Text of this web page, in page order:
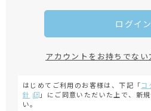
ログイン
アカウントをお持ちでない
はじめてご利用のお客様は、下記「コ
針
」にご同意いただいた上で、新
い。